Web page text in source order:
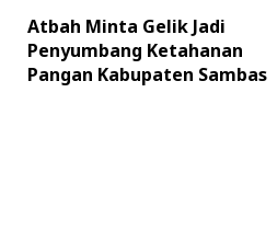
Atbah Minta Gelik Jadi
Penyumbang Ketahanan
Pangan Kabupaten Sambas